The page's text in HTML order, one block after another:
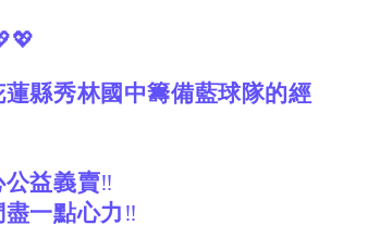
縣秀林國中籌備藍球隊的經
益義賣‼️
一點心力 ‼️